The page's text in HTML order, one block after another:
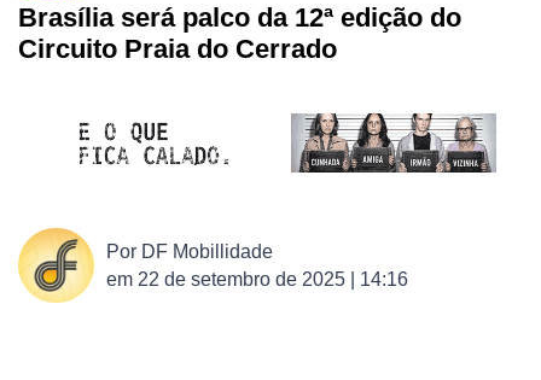
Brasília será palco da 12ª edição do
Circuito Praia do Cerrado
Por DF Mobillidade
em 22 de setembro de 2025 | 14:16